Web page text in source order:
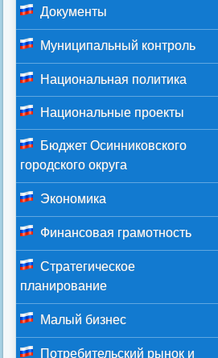
Документы
Муниципальный контроль
Национальная политика
Национальные проекты
Бюджет Осинниковского
городского округа
Экономика
Финансовая грамотность
Стратегическое
планирование
Малый бизнес
Потребительский рынок и